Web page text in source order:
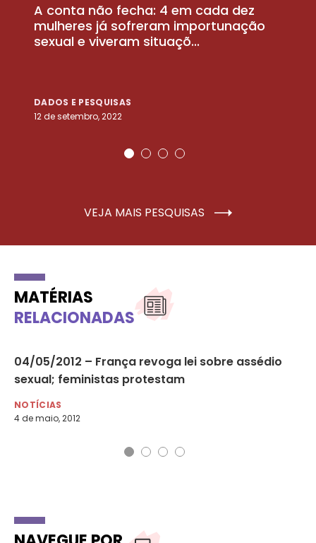
A conta não fecha: 4 em cada dez
mulheres já sofreram importunação
sexual e viveram situaçõ...
DADOS E PESQUISAS
12 de setembro, 2022
VEJA MAIS PESQUISAS
MATÉRIAS
RELACIONADAS
04/05/2012 – França revoga lei sobre assédio
sexual; feministas protestam
NOTÍCIAS
4 de maio, 2012